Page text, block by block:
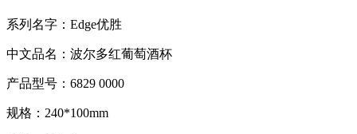
系列名字：Edge优胜
中文品名：波尔多红葡萄酒杯
产品型号：6829 0000
规格：240*100mm